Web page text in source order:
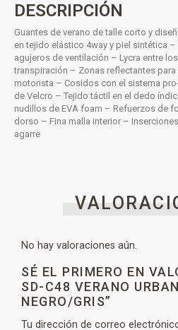
DESCRIPCIÓN
Guantes de verano de talle corto y
en tejido elástico 4way y piel sintética
agujeros de ventilación – Lycra entre
transpiración – Zonas reflectantes
motorista – Cosidos con el sistema
de Velcro – Tejido táctil en el dedo
nudillos de EVA foam – Refuerzos de
dorso – Fina malla interior –
agarre
No hay valoraciones aún.
SÉ EL PRIMERO EN
SD-C48 VERANO
NEGRO/GRIS”
Tu dirección de correo